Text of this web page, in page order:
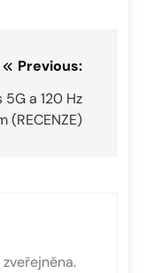
Previous:
a 120 Hz
(RECENZE)